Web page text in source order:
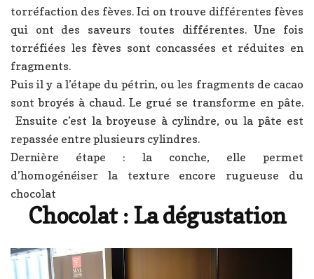
torréfaction des fèves. Ici on trouve différentes fèves
qui ont des saveurs toutes différentes. Une fois
torréfiées les fèves sont concassées et réduites en
fragments.
Puis il y a l’étape du pétrin, ou les fragments de cacao
sont broyés à chaud. Le grué se transforme en pâte.
Ensuite c’est la broyeuse à cylindre, ou la pâte est
repassée entre plusieurs cylindres.
Dernière étape : la conche, elle permet
d’homogénéiser la texture encore rugueuse du
chocolat
Chocolat : La dégustation